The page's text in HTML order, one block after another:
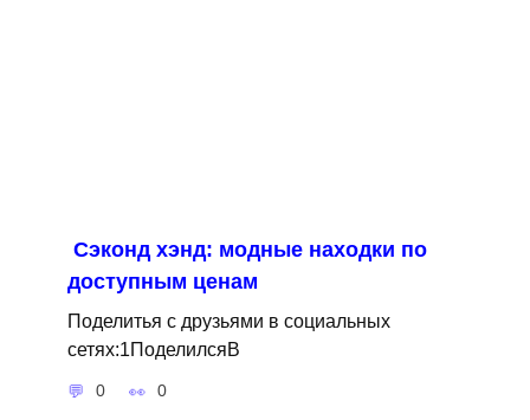
Сэконд хэнд: модные находки по
доступным ценам
Поделитья с друзьями в социальных
сетях:1ПоделилсяВ
0 0